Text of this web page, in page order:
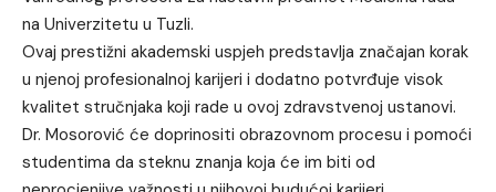
na Univerzitetu u Tuzli.
Ovaj prestižni akademski uspjeh predstavlja značajan korak
u njenoj profesionalnoj karijeri i dodatno potvrđuje visok
kvalitet stručnjaka koji rade u ovoj zdravstvenoj ustanovi.
Dr. Mosorović će doprinositi obrazovnom procesu i pomoći
studentima da steknu znanja koja će im biti od